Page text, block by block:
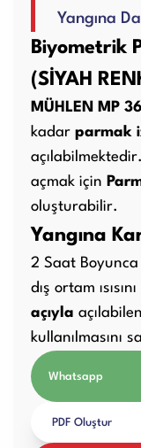
Laminasyon
Makineleri
Paketleme
Makinaları
Kullanım
Yangına
Biyometrik
(SİYAH
MÜHLEN MP
kadar parmak
açmak için
oluşturabilir.
Yangına
2 Saat Boyunca
dış ortam
açıyla
kullanılmasını
Whatsapp
PDF Oluştur